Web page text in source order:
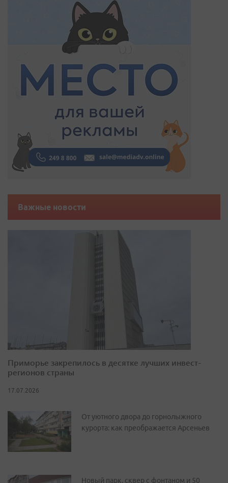
Важные новости
Приморье закрепилось в десятке лучших инвест-
регионов страны
17.07.2026
От уютного двора до горнолыжного
курорта: как преображается Арсеньев
Новый парк, сквер с фонтаном и 50